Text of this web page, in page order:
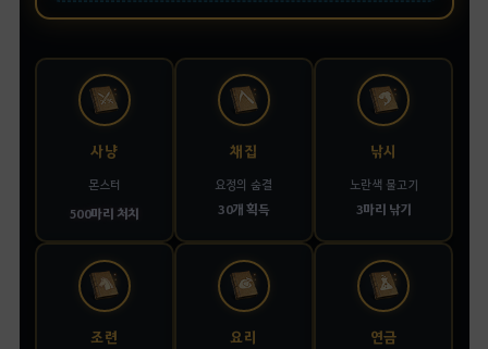
사냥
몬스터
500마리 처치
채집
요정의 숨결
30개 획득
낚시
노란색 물고기
3마리 낚기
조련 요리 연금